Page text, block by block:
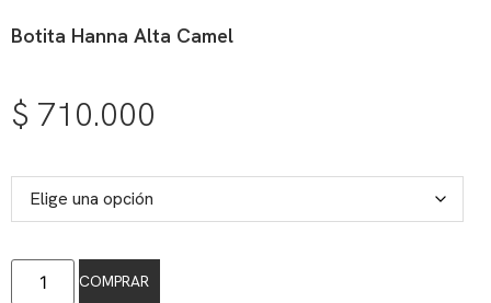
Botita Hanna Alta Camel
$ 710.000
COMPRAR